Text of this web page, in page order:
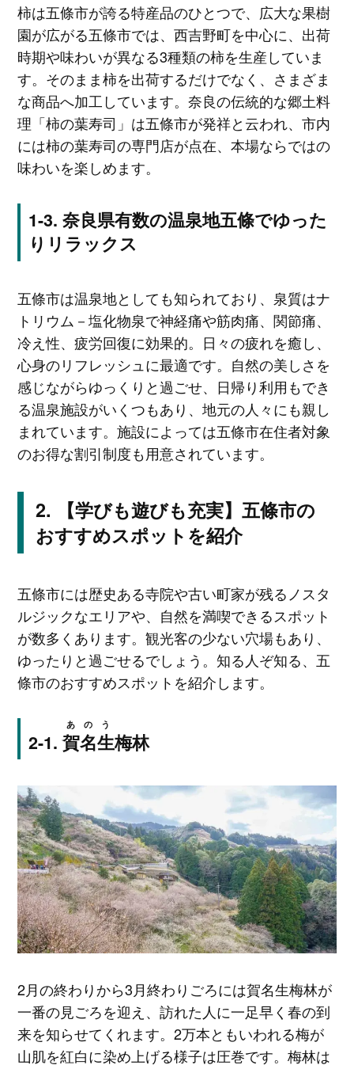
柿は五條市が誇る特産品のひとつで、広大な果樹
園が広がる五條市では、西吉野町を中心に、出荷
時期や味わいが異なる3種類の柿を生産していま
す。そのまま柿を出荷するだけでなく、さまざま
な商品へ加工しています。奈良の伝統的な郷土料
理「柿の葉寿司」は五條市が発祥と云われ、市内
には柿の葉寿司の専門店が点在、本場ならではの
味わいを楽しめます。
奈良県有数の温泉地五條でゆった
りリラックス
五條市は温泉地としても知られており、泉質はナ
トリウム－塩化物泉で神経痛や筋肉痛、関節痛、
冷え性、疲労回復に効果的。日々の疲れを癒し、
心身のリフレッシュに最適です。自然の美しさを
感じながらゆっくりと過ごせ、日帰り利用もでき
る温泉施設がいくつもあり、地元の人々にも親し
まれています。施設によっては五條市在住者対象
のお得な割引制度も用意されています。
【学びも遊びも充実】五條市の
おすすめスポットを紹介
五條市には歴史ある寺院や古い町家が残るノスタ
ルジックなエリアや、自然を満喫できるスポット
が数多くあります。観光客の少ない穴場もあり、
ゆったりと過ごせるでしょう。知る人ぞ知る、五
條市のおすすめスポットを紹介します。
賀名生
あのう
梅林
2月の終わりから3月終わりごろには賀名生梅林が
一番の見ごろを迎え、訪れた人に一足早く春の到
来を知らせてくれます。2万本ともいわれる梅が
山肌を紅白に染め上げる様子は圧巻です。梅林は